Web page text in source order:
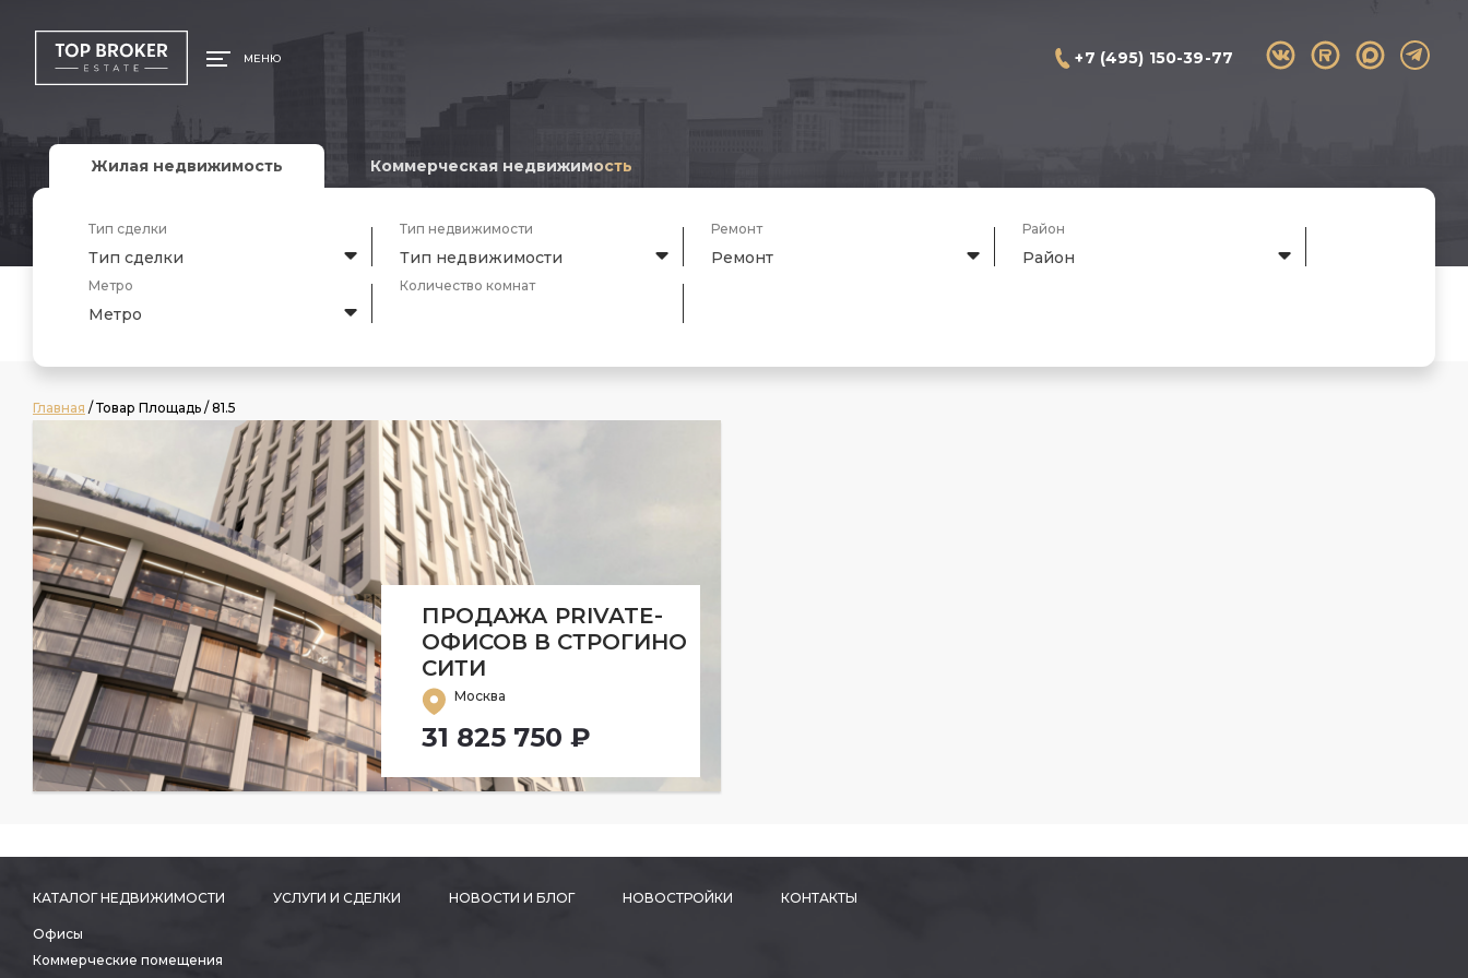
МЕНЮ +7 (495) 150-39-77
Жилая недвижимость Коммерческая недвижимость
Тип сделки
Тип сделки
Тип недвижимости
Тип недвижимости
Ремонт
Ремонт
Район
Район
Метро
Метро
Количество комнат
Главная / Товар Площадь / 81.5
ПРОДАЖА PRIVATE-
ОФИСОВ В СТРОГИНО
СИТИ
Москва
31 825 750 ₽
КАТАЛОГ НЕДВИЖИМОСТИ
Офисы
Коммерческие помещения
УСЛУГИ И СДЕЛКИ НОВОСТИ И БЛОГ НОВОСТРОЙКИ КОНТАКТЫ